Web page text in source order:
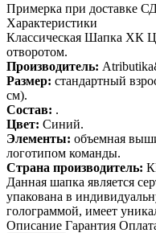
Примерка при доставке
Характеристики
Классическая Шапка ХК
отворотом.
Производитель:
Размер: стандартный
см).
Состав: .
Цвет: Синий.
Элементы: объемная
логотипом команды.
Страна производитель:
Данная шапка является
упакована в
голограммой, имеет
Описание Гарантия